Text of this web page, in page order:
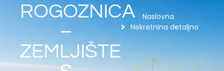
ROGOZNICA
–
ZEMLJIŠTE
Naslovna
Nekretnina detaljno